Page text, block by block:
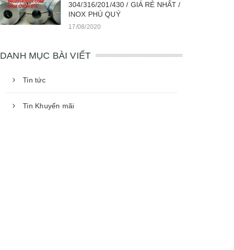
304/316/201/430 / GIÁ RẺ NHẤT /
INOX PHÚ QUÝ
17/08/2020
DANH MỤC BÀI VIẾT
Tin tức
Tin Khuyến mãi